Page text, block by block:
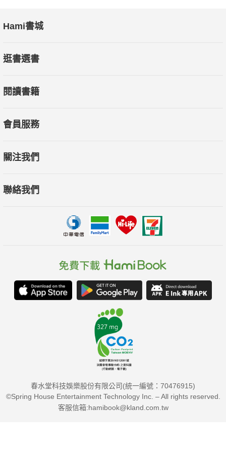
Hami書城
逛書選書
閱讀書籍
會員服務
關注我們
聯絡我們
春水堂科技娛樂股份有限公司(統一編號：70476915)
©Spring House Entertainment Technology Inc. – All rights reserved.
客服信箱:hamibook@kland.com.tw